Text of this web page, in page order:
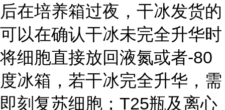
后在培养箱过夜，干冰发货的
可以在确认干冰未完全升华时
将细胞直接放回液氮或者-80
度冰箱，若干冰完全升华，需
即刻复苏细胞；T25瓶及离心